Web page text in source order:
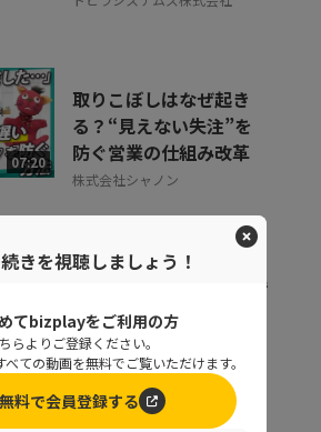
07:20
取りこぼしはなぜ起き
る？“見えない失注”を
防ぐ営業の仕組み改革
株式会社シャノン
07:35
組織が育たない本当の理
トを可視化するKPI...
ポーターズ株式会社
きを視聴しましょう！
てbizplayをご利用の方
らよりご登録ください。
ての動画を無料でご覧いただけます。
無料で会員登録する